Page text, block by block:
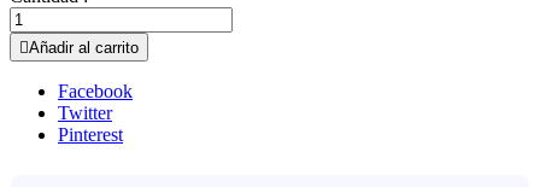
Añadir al carrito
Facebook
Twitter
Pinterest